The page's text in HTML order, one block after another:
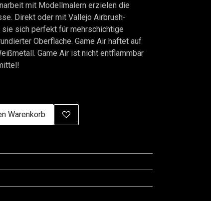
mit Modellmalern erzielen die
Direkt oder mit Vallejo Airbrush-
sie sich perfekt für mehrschichtige
Oberfläche. Game Air haftet auf
Game Air ist nicht entflammbar
Warenkorb